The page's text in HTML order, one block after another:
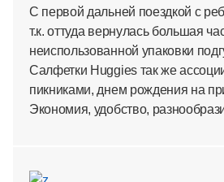
С первой дальней поездкой с
т.к. оттуда вернулась большая
неиспользованной упаковки
Салфетки Huggies так же
пикниками, днем рождения на
Экономия, удобство,